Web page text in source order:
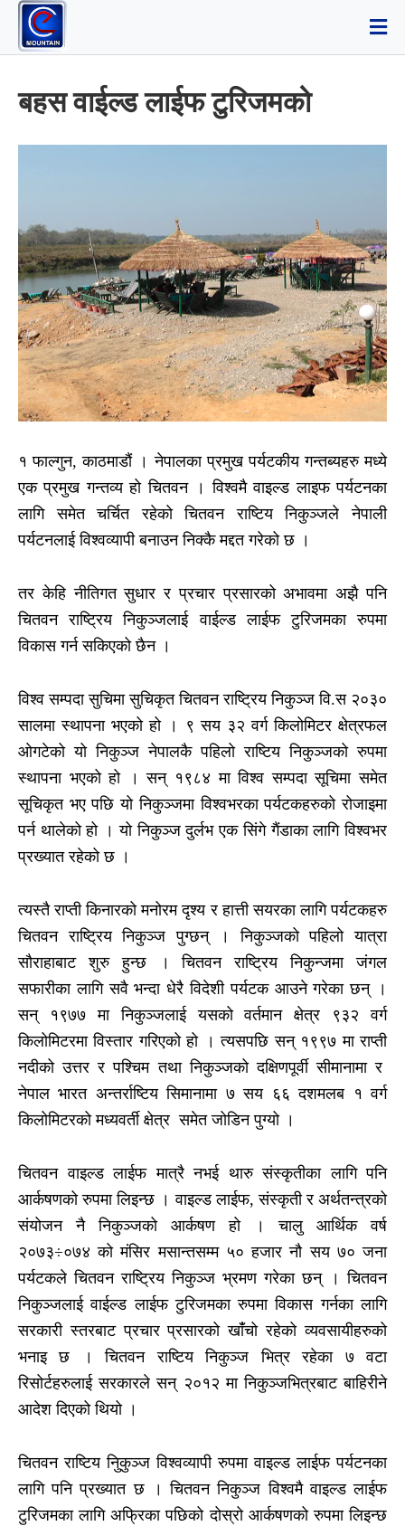
बहस वाईल्ड लाईफ टुरिजमको
१ फाल्गुन, काठमाडौं । नेपालका प्रमुख पर्यटकीय गन्तब्यहरु मध्ये
एक प्रमुख गन्तव्य हो चितवन । विश्वमै वाइल्ड लाइफ पर्यटनका
लागि समेत चर्चित रहेको चितवन राष्टिय निकुञ्जले नेपाली
पर्यटनलाई विश्वव्यापी बनाउन निक्कै मद्दत गरेको छ ।
तर केहि नीतिगत सुधार र प्रचार प्रसारको अभावमा अझै पनि
चितवन राष्ट्रिय निकुञ्जलाई वाईल्ड लाईफ टुरिजमका रुपमा
विकास गर्न सकिएको छैन ।
विश्व सम्पदा सुचिमा सुचिकृत चितवन राष्ट्रिय निकुञ्ज वि.स २०३०
सालमा स्थापना भएको हो । ९ सय ३२ वर्ग किलोमिटर क्षेत्रफल
ओगटेको यो निकुञ्ज नेपालकै पहिलो राष्टिय निकुञ्जको रुपमा
स्थापना भएको हो । सन् १९८४ मा विश्व सम्पदा सूचिमा समेत
सूचिकृत भए पछि यो निकुञ्जमा विश्वभरका पर्यटकहरुको रोजाइमा
पर्न थालेको हो । यो निकुञ्ज दुर्लभ एक सिंगे गैंडाका लागि विश्वभर
प्रख्यात रहेको छ ।
त्यस्तै राप्ती किनारको मनोरम दृश्य र हात्ती सयरका लागि पर्यटकहरु
चितवन राष्ट्रिय निकुञ्ज पुग्छन् । निकुञ्जको पहिलो यात्रा
सौराहाबाट शुरु हुन्छ । चितवन राष्ट्रिय निकुन्जमा जंगल
सफारीका लागि सवै भन्दा धेरै विदेशी पर्यटक आउने गरेका छन् ।
सन् १९७७ मा निकुञ्जलाई यसको वर्तमान क्षेत्र ९३२ वर्ग
किलोमिटरमा विस्तार गरिएको हो । त्यसपछि सन् १९९७ मा राप्ती
नदीको उत्तर र पश्चिम तथा निकुञ्जको दक्षिणपूर्वी सीमानामा र
नेपाल भारत अन्तर्राष्टिय सिमानामा ७ सय ६६ दशमलब १ वर्ग
किलोमिटरको मध्यवर्ती क्षेत्र समेत जोडिन पुग्यो ।
चितवन वाइल्ड लाईफ मात्रै नभई थारु संस्कृतीका लागि पनि
आर्कषणको रुपमा लिइन्छ । वाइल्ड लाईफ, संस्कृती र अर्थतन्त्रको
संयोजन नै निकुञ्जको आर्कषण हो । चालु आर्थिक वर्ष
२०७३÷०७४ को मंसिर मसान्तसम्म ५० हजार नौ सय ७० जना
पर्यटकले चितवन राष्ट्रिय निकुञ्ज भ्रमण गरेका छन् । चितवन
निकुञ्जलाई वाईल्ड लाईफ टुरिजमका रुपमा विकास गर्नका लागि
सरकारी स्तरबाट प्रचार प्रसारको खाँंचो रहेको व्यवसायीहरुको
भनाइ छ । चितवन राष्टिय निकुञ्ज भित्र रहेका ७ वटा
रिसोर्टहरुलाई सरकारले सन् २०१२ मा निकुञ्जभित्रबाट बाहिरीने
आदेश दिएको थियो ।
चितवन राष्टिय निुकुञ्ज विश्वव्यापी रुपमा वाइल्ड लाईफ पर्यटनका
लागि पनि प्रख्यात छ । चितवन निकुञ्ज विश्वमै वाइल्ड लाईफ
टुरिजमका लागि अफ्रिका पछिको दोस्रो आर्कषणको रुपमा लिइन्छ